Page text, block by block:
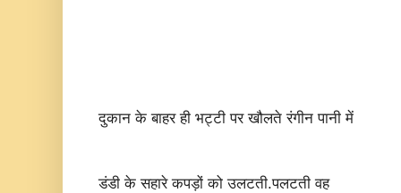
दुकान के बाहर ही भट्टी पर खौलते रंगीन पानी में
डंडी के सहारे कपड़ों को उलटती.पलटती वह